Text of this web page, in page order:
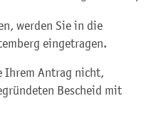
werden Sie in die
eingetragen.
Ihrem Antrag nicht,
Bescheid mit